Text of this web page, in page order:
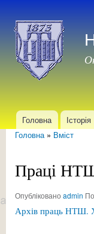
Головне меню
Головна Історія
Головна» Вміст
Праці
Опубліковано admin
Архів праць НТШ.